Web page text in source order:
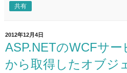
共有
2012年12月4日
ASP.NETのWCFサ
から取得したオブジ